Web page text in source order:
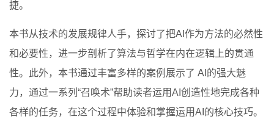
捷。
本书从技术的发展规律人手，探讨了把AI作为方法的必然性
和必要性，进一步剖析了算法与哲学在内在逻辑上的贯通
性。此外，本书通过丰富多样的案例展示了 AI的强大魅
力，通过一系列“召唤术”帮助读者运用AI创造性地完成各种
各样的任务，在这个过程中体验和掌握运用AI的核心技巧。